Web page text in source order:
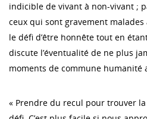
indicible de vivant à non-vivant ;
ceux qui sont gravement
le défi d’être honnête tout en
discute l’éventualité de ne plus
moments de commune humanité
« Prendre du recul pour trouver